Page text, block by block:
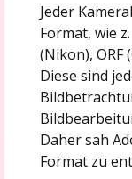
Jeder
Format, wie z.
(Nikon), ORF
Diese sind
Daher sah
Format zu